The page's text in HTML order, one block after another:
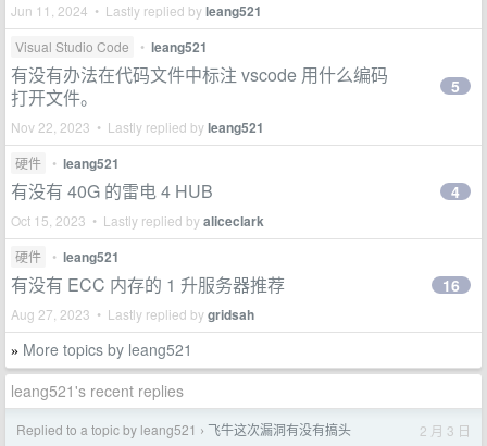
Jun 11, 2024 • Lastly replied byleang521
Visual Studio Code • leang521
有没有办法在代码文件中标注 vscode 用什么编码
打开文件。
Nov 22, 2023 • Lastly replied byleang521
5
硬件 • leang521
有没有 40G 的雷电 4 HUB
Oct 15, 2023 • Lastly replied byaliceclark
4
硬件 • leang521
有没有 ECC 内存的 1 升服务器推荐
Aug 27, 2023 • Lastly replied bygridsah
16
» More topics by leang521
leang521's recent replies
Replied to a topic by leang521 › 飞牛这次漏洞有没有搞头 2 月 3 日